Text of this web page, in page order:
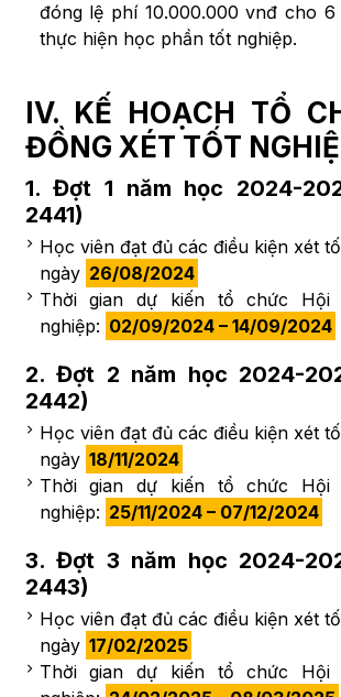
đóng lệ phí 10.000.000 vnđ cho 6
thực hiện học phần tốt nghiệp.
IV. KẾ HOẠCH TỔ
ĐỒNG XÉT TỐT
1. Đợt 1 năm học 2024-
2441)
Học viên đạt đủ các điều kiện xét
ngày 26/08/2024
Thời gian dự kiến tổ chức Hội
nghiệp: 02/09/2024 – 14/09/2024
2. Đợt 2 năm học 2024-
2442)
Học viên đạt đủ các điều kiện xét
ngày 18/11/2024
Thời gian dự kiến tổ chức Hội
nghiệp: 25/11/2024 – 07/12/2024
3. Đợt 3 năm học 2024-
2443)
Học viên đạt đủ các điều kiện xét
ngày 17/02/2025
Thời gian dự kiến tổ chức Hội